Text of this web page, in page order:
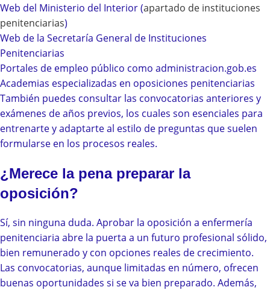
Web del Ministerio del Interior (apartado de instituciones
penitenciarias)
Web de la Secretaría General de Instituciones
Penitenciarias
Portales de empleo público como administracion.gob.es
Academias especializadas en oposiciones penitenciarias
También puedes consultar las convocatorias anteriores y
exámenes de años previos, los cuales son esenciales para
entrenarte y adaptarte al estilo de preguntas que suelen
formularse en los procesos reales.
¿Merece la pena preparar la
oposición?
Sí, sin ninguna duda. Aprobar la oposición a enfermería
penitenciaria abre la puerta a un futuro profesional sólido,
bien remunerado y con opciones reales de crecimiento.
Las convocatorias, aunque limitadas en número, ofrecen
buenas oportunidades si se va bien preparado. Además,